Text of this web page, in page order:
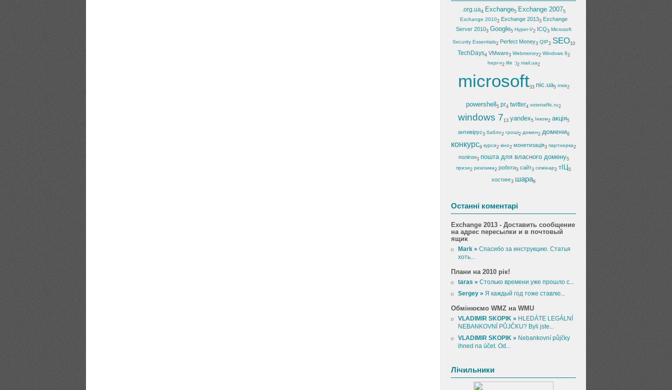
.org.ua4 Exchange5 Exchange 20075
Exchange 20102 Exchange 20133 Exchange
Server 20103 Google5 Hyper-V2 ICQ3 Microsoft
Security Essentials2 Perfect Money3 QIP2 SEO10
TechDays4 VMware3 Webmoney2 Windows 82
hepr-v2 life :)2 mail.ua2
microsoft33 nic.ua5 owa2
powershell 5 pr4 twitter4 votetraffic.ru2
windows 7 13 yandex5 Інком2 акція5
антивірус3 бабло2 гроші2 домен2 домени6
конкурс9 курси2 кіно2 монетизація3 партнерка2
полігон3 пошта для власного домену5
призи2 реклама2 робота3 сайт3 семінар2 тІЦ5
хостинг3 шара8
Останні коментарі
Exchange 2013 - Доставить сообщение
на адрес пересылки и в почтовый
ящик
Mark » Спасибо за инструкцию. Статья
хоть...
Плани на 2010 рік!
taras » Столько времени уже прошло с...
Sergey » Я каждый год тоже ставлю...
Обмінюємо WMZ на WMU
VLADIMIR SKOPIK » HLEDÁTE LEGÁLNÍ
NEBANKOVNÍ PŮJČKU? Byli jste...
VLADIMIR SKOPIK » Nebankovní půjčky
ihned na účet. Od...
Лічильники